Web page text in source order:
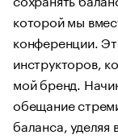
которой мы
конференции.
инструкторов,
мой бренд.
обещание
баланса, уделяя